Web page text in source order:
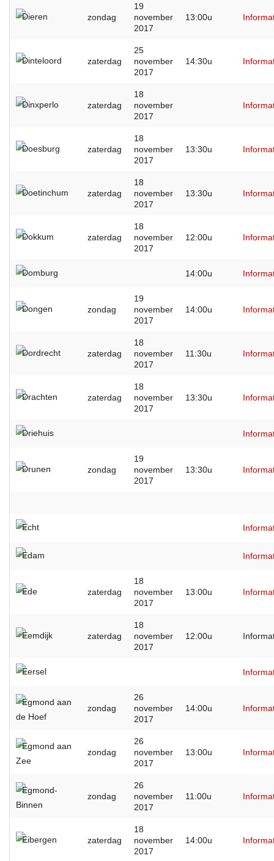
Dieren zondag
19
november
2017
13:00u
Dinteloord zaterdag
25
november
2017
14:30u
Dinxperlo zaterdag
18
november
2017
Doesburg zaterdag
18
november
2017
13:30u
Doetinchum zaterdag
18
november
2017
13:30u
Dokkum zaterdag
18
november
2017
12:00u
Domburg 14:00u
Dongen zondag
19
november
2017
14:00u
Dordrecht zaterdag
18
november
2017
11:30u
Drachten zaterdag
18
november
2017
13:30u
Driehuis
Drunen zondag
19
november
2017
13:30u
Echt
Edam
Ede zaterdag
18
november
2017
13:00u
Eemdijk zaterdag
18
november
2017
12:00u
Eersel
Egmond aan
de Hoef
zondag
26
november
2017
14:00u
Egmond aan
Zee
zondag
26
november
2017
13:00u
Egmond-
Binnen
zondag
26
november
2017
11:00u
Eibergen zaterdag
18
november
2017
14:00u